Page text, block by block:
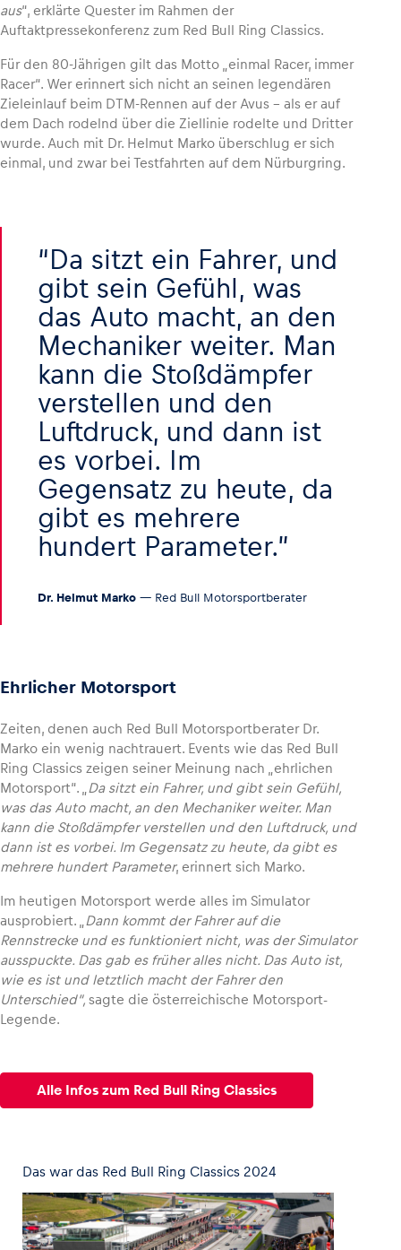
aus“, erklärte Quester im Rahmen der
Auftaktpressekonferenz zum Red Bull Ring Classics.
Für den 80-Jährigen gilt das Motto „einmal Racer, immer
Racer“. Wer erinnert sich nicht an seinen legendären
Zieleinlauf beim DTM-Rennen auf der Avus – als er auf
dem Dach rodelnd über die Ziellinie rodelte und Dritter
wurde. Auch mit Dr. Helmut Marko überschlug er sich
einmal, und zwar bei Testfahrten auf dem Nürburgring.
Da sitzt ein Fahrer, und
gibt sein Gefühl, was
das Auto macht, an den
Mechaniker weiter. Man
kann die Stoßdämpfer
verstellen und den
Luftdruck, und dann ist
es vorbei. Im
Gegensatz zu heute, da
gibt es mehrere
hundert Parameter.
Dr. Helmut Marko — Red Bull Motorsportberater
Ehrlicher Motorsport
Zeiten, denen auch Red Bull Motorsportberater Dr.
Marko ein wenig nachtrauert. Events wie das Red Bull
Ring Classics zeigen seiner Meinung nach „ehrlichen
Motorsport“. „
Da sitzt ein Fahrer, und gibt sein Gefühl,
was das Auto macht, an den Mechaniker weiter. Man
kann die Stoßdämpfer verstellen und den Luftdruck, und
dann ist es vorbei. Im Gegensatz zu heute, da gibt es
mehrere hundert Parameter, erinnert sich Marko.
Im heutigen Motorsport werde alles im Simulator
ausprobiert. „
Dann kommt der Fahrer auf die
Rennstrecke und es funktioniert nicht, was der Simulator
ausspuckte. Das gab es früher alles nicht. Das Auto ist,
wie es ist und letztlich macht der Fahrer den
Unterschied“, sagte die österreichische Motorsport-
Legende.
Alle Infos zum Red Bull Ring Classics
Das war das Red Bull Ring Classics 2024